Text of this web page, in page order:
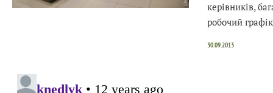
керівників,
робочий
30.09.2013